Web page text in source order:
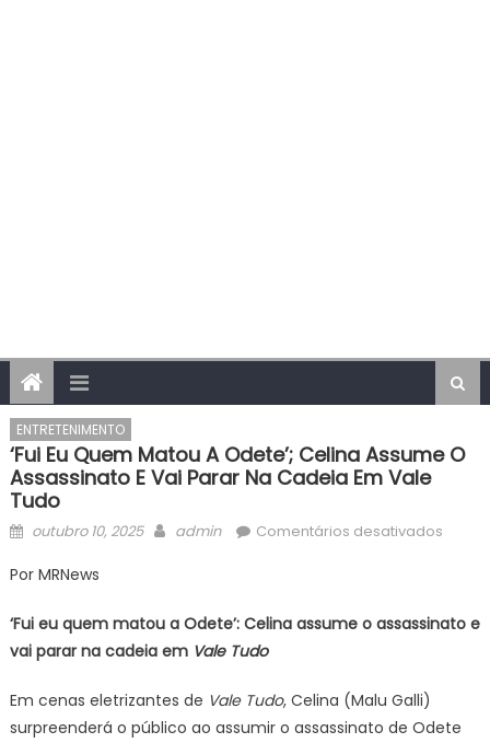
ENTRETENIMENTO
‘Fui Eu Quem Matou A Odete’; Celina Assume O
Assassinato E Vai Parar Na Cadeia Em Vale
Tudo
Posted
outubro 10, 2025 Author
admin Comentários desativadosem
matou
Por MRNews
‘Fui eu quem matou a Odete’: Celina assume o assassinato e
vai parar na cadeia em Vale Tudo
Em cenas eletrizantes de Vale Tudo, Celina (Malu Galli)
surpreenderá o público ao assumir o assassinato de Odete